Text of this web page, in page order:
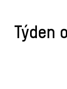
Týden